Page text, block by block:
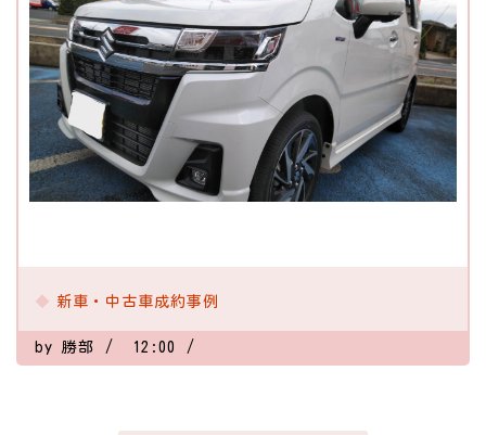
新車・中古車成約事例
by 勝部 12:00